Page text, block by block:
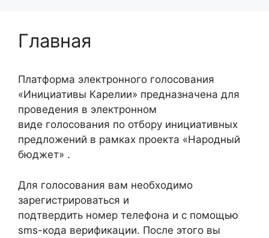
Главная
Платформа электронного голосования
«Инициативы Карелии» предназначена для
проведения в электронном
виде голосования по отбору инициативных
предложений в рамках проекта «Народный
бюджет» .
Для голосования вам необходимо
зарегистрироваться и
подтвердить номер телефона и с помощью
sms-кода верификации. После этого вы